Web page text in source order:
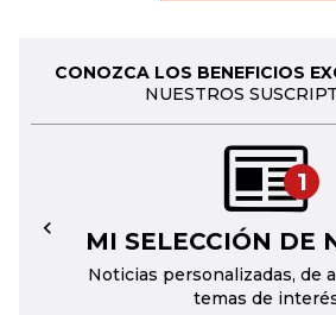
CONOZCA LOS BENEFICIOS
NUESTROS
1
MI SELECCIÓN DE
Noticias personalizadas, de
temas de
←